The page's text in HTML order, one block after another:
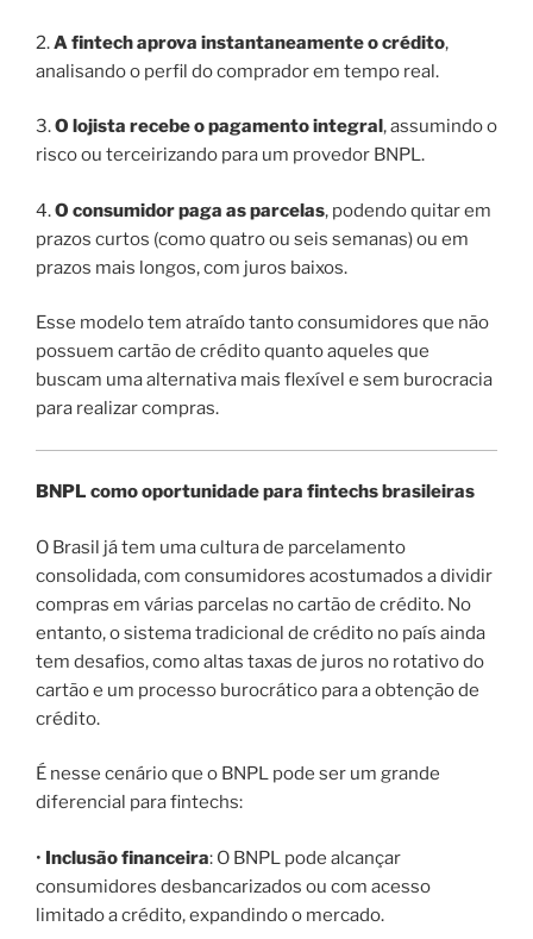
2.A fintech aprova instantaneamente o crédito,
analisando o perfil do comprador em tempo real.
3.O lojista recebe o pagamento integral, assumindo o
risco ou terceirizando para um provedor BNPL.
4.O consumidor paga as parcelas, podendo quitar em
prazos curtos (como quatro ou seis semanas) ou em
prazos mais longos, com juros baixos.
Esse modelo tem atraído tanto consumidores que não
possuem cartão de crédito quanto aqueles que
buscam uma alternativa mais flexível e sem burocracia
para realizar compras.
BNPL como oportunidade para fintechs brasileiras
O Brasil já tem uma cultura de parcelamento
consolidada, com consumidores acostumados a dividir
compras em várias parcelas no cartão de crédito. No
entanto, o sistema tradicional de crédito no país ainda
tem desafios, como altas taxas de juros no rotativo do
cartão e um processo burocrático para a obtenção de
crédito.
É nesse cenário que o BNPL pode ser um grande
diferencial para fintechs:
• Inclusão financeira: O BNPL pode alcançar
consumidores desbancarizados ou com acesso
limitado a crédito, expandindo o mercado.